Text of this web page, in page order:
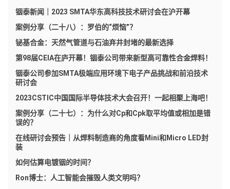
铟泰新闻｜2023 SMTA华东高科技技术研讨会在沪开幕
案例分享（二十八）：罗伯的“烦恼”？
铋基合金：天然气管道与石油弃井封堵的最新选择
第98届CEIA在庐开幕！铟泰公司带来新型高可靠性合金焊料！
铟泰公司参加SMTA极端应用环境下电子产品挑战和前沿技术
研讨会
2023CSTIC中国国际半导体技术大会召开！一起相聚上海吧！
案例分享（二十七）：为什么对Cp和Cpk取平均值或相加是错
误的？
在线研讨会预告｜从焊料制造商的角度看Mini和Micro LED封
装
如何估算电镀铟的时间？
Ron博士：人工智能会摧毁人类文明吗？